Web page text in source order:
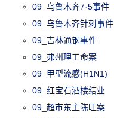
09_乌鲁木齐7·5事件
09_乌鲁木齐针刺事件
09_吉林通钢事件
09_弗州理工命案
09_甲型流感(H1N1)
09_红宝石酒楼结业
09_超市东主陈旺案